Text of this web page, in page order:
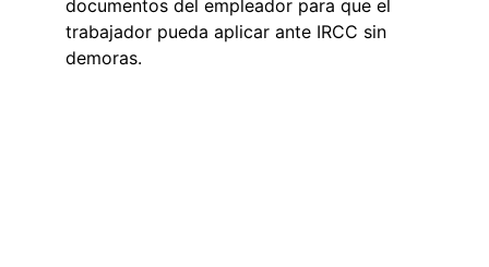
documentos del empleador para que el
trabajador pueda aplicar ante IRCC sin
demoras.